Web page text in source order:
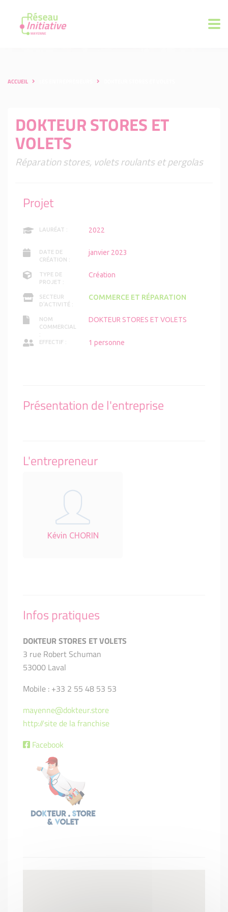
ACCUEIL
DOKTEUR STORES ET
VOLETS
Réparation stores, volets roulants et pergolas
Projet
LAURÉAT : 2022
DATE DE
CRÉATION :
janvier 2023
TYPE DE
PROJET :
Création
SECTEUR
D'ACTIVITÉ :
COMMERCE ET RÉPARATION
NOM
COMMERCIAL
:
DOKTEUR STORES ET VOLETS
EFFECTIF : 1 personne
Présentation de l'entreprise
L'entrepreneur
Kévin CHORIN
Infos pratiques
DOKTEUR STORES ET VOLETS
3 rue Robert Schuman
53000 Laval
Mobile : +33 2 55 48 53 53
mayenne@dokteur.store
http://site de la franchise
Facebook